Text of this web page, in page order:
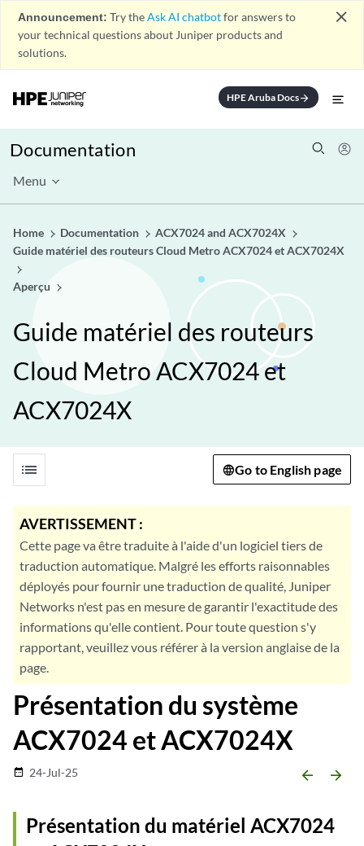
Announcement: Try theAsk AI chatbotfor answers to
your technical questions about Juniper products and
solutions.
close
HPE Aruba Docsarrow_forward
Documentation
Menu
Home Documentation
ACX7024 and ACX7024X
Guide matériel des routeurs Cloud Metro ACX7024 et ACX7024X
Aperçu
Guide matériel des routeurs
Cloud Metro ACX7024 et
ACX7024X
list Go to English page
AVERTISSEMENT :
Cette page va être traduite à l'aide d'un logiciel tiers de
traduction automatique. Malgré les efforts raisonnables
déployés pour fournir une traduction de qualité, Juniper
Networks n'est pas en mesure de garantir l'exactitude des
informations qu'elle contient. Pour toute question s'y
rapportant, veuillez vous référer à la version anglaise de la
page.
Présentation du système
ACX7024 et ACX7024X
date_range 24-Jul-25 arrow_backward arrow_forward
Présentation du matériel ACX7024